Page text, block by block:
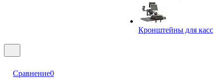
Кронштейны для касс
Сравнение0